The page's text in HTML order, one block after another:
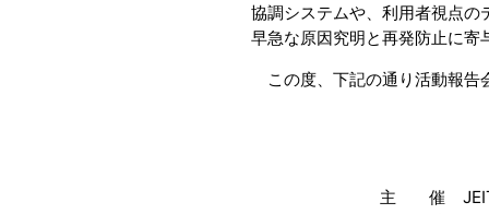
協調システムや、利用者視点
早急な原因究明と再発防止に
この度、下記の通り活動報
主 催